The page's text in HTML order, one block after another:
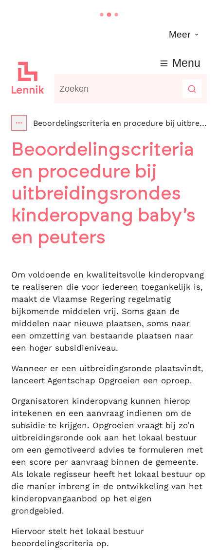
Meer
Lennik
Waarmee kunnen we jou helpen?
Menu
Toon alle broodkruimel items
Beoordelingscriteria en procedure bij uitbreidingsrondes kinderopvang baby’s en peuters
Beoordelingscriteria
en procedure bij
uitbreidingsrondes
kinderopvang baby’s
en peuters
Om voldoende en kwaliteitsvolle kinderopvang
te realiseren die voor iedereen toegankelijk is,
maakt de Vlaamse Regering regelmatig
bijkomende middelen vrij. Soms gaan de
middelen naar nieuwe plaatsen, soms naar
een omzetting van bestaande plaatsen naar
een hoger subsidieniveau.
Wanneer er een uitbreidingsronde plaatsvindt,
lanceert Agentschap Opgroeien een oproep.
Organisatoren kinderopvang kunnen hierop
intekenen en een aanvraag indienen om de
subsidie te krijgen. Opgroeien vraagt bij zo’n
uitbreidingsronde ook aan het lokaal bestuur
om een gemotiveerd advies te formuleren met
een score per aanvraag binnen de gemeente.
Als lokale regisseur heeft het lokaal bestuur op
die manier inbreng in de ontwikkeling van het
kinderopvangaanbod op het eigen
grondgebied.
Hiervoor stelt het lokaal bestuur
beoordelingscriteria op.